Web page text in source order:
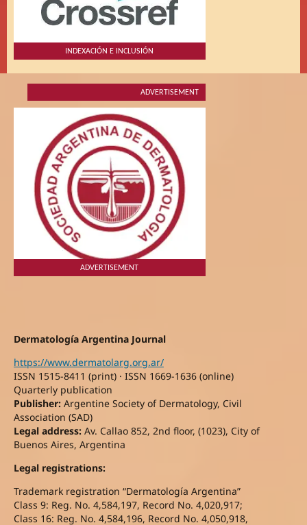
INDEXACIÓN E INCLUSIÓN
ADVERTISEMENT
ADVERTISEMENT
Dermatología Argentina Journal
https://www.dermatolarg.org.ar/
ISSN 1515-8411 (print) · ISSN 1669-1636 (online)
Quarterly publication
Publisher:Argentine Society of Dermatology, Civil
Association (SAD)
Legal address:Av. Callao 852, 2nd floor, (1023), City of
Buenos Aires, Argentina
Legal registrations:
Trademark registration “Dermatología Argentina”
Class 9: Reg. No. 4,584,197, Record No. 4,020,917;
Class 16: Reg. No. 4,584,196, Record No. 4,050,918,